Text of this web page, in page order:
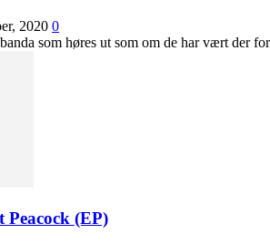
2020 0
som høres ut som om de har vært der
Peacock (EP)